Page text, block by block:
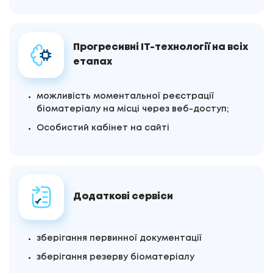
Прогресивні IT-технології на всіх
етапах
можливість моментальної реєстрації
біоматеріалу на місці через веб-доступ;
Особистий кабінет на сайті
Додаткові сервіси
зберігання первинної документації
зберігання резерву біоматеріалу